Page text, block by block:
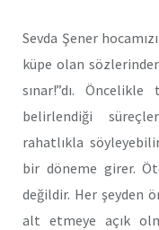
Sevda Şener
küpe olan
sınar!”dı.
belirlendiği
rahatlıkla
bir döneme girer.
değildir. Her şeyden
alt etmeye açık